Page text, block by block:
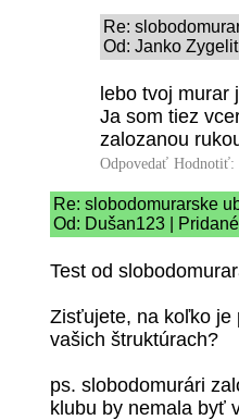
Re:
Od: Janko
lebo tvoj murar
Ja som tiez
zalozanou
Odpovedať Hodnotiť:
Re: slobodomurarske
Od: Dušan123 |
Test od
Zisťujete, na koľko je
vašich štruktúrach?
ps. slobodomurári
klubu by nemala byť